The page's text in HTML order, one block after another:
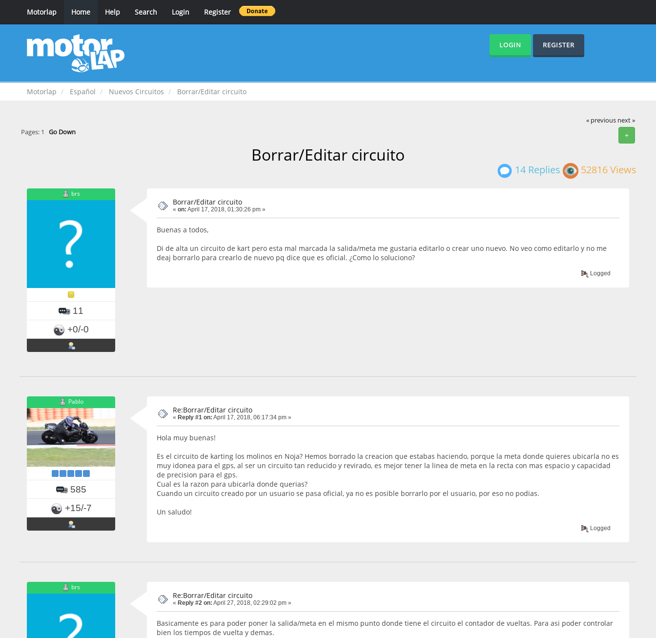
Motorlap Home Help Search Login Register
LOGIN REGISTER
Motorlap Español Nuevos Circuitos Borrar/Editar circuito
« previous next »
+
Pages: 1 Go Down
Borrar/Editar circuito
14 Replies 52816 Views
brs
11
+0/-0
Borrar/Editar circuito
« on: April 17, 2018, 01:30:26 pm »
Buenas a todos,
Di de alta un circuito de kart pero esta mal marcada la salida/meta me gustaria editarlo o crear uno nuevo. No veo como editarlo y no me
deaj borrarlo para crearlo de nuevo pq dice que es oficial. ¿Como lo soluciono?
Logged
Pablo
585
+15/-7
Re:Borrar/Editar circuito
« Reply #1 on: April 17, 2018, 06:17:34 pm »
Hola muy buenas!
Es el circuito de karting los molinos en Noja? Hemos borrado la creacion que estabas haciendo, porque la meta donde quieres ubicarla no es
muy idonea para el gps, al ser un circuito tan reducido y revirado, es mejor tener la linea de meta en la recta con mas espacio y capacidad
de precision para el gps.
Cual es la razon para ubicarla donde querias?
Cuando un circuito creado por un usuario se pasa oficial, ya no es posible borrarlo por el usuario, por eso no podias.
Un saludo!
Logged
brs
Re:Borrar/Editar circuito
« Reply #2 on: April 27, 2018, 02:29:02 pm »
Basicamente es para poder poner la salida/meta en el mismo punto donde tiene el circuito el contador de vueltas. Para asi poder controlar
bien los tiempos de vuelta y demas.